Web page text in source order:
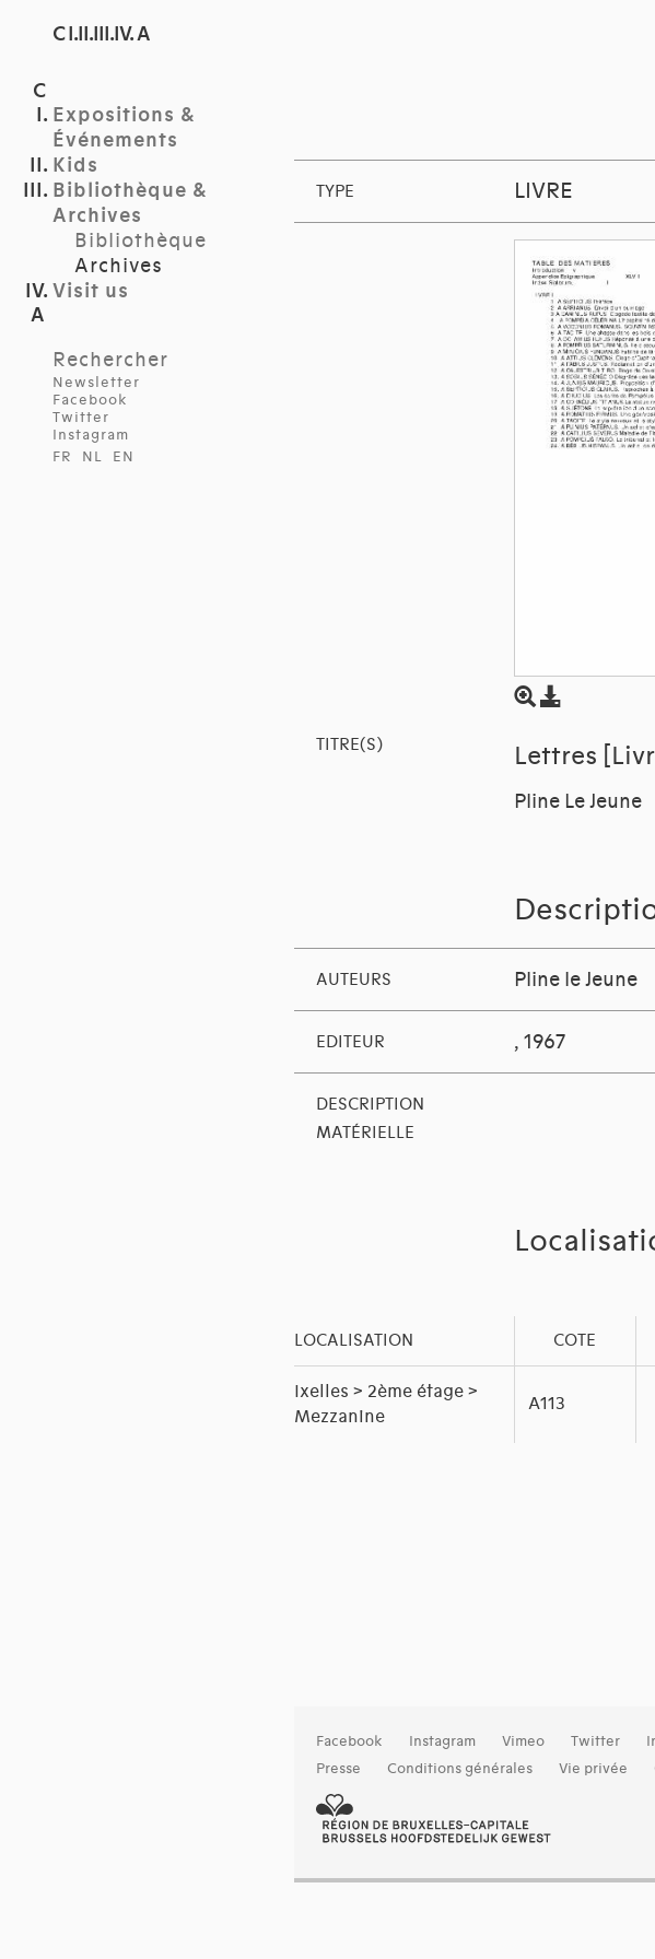
C I.II.III.IV. A
Expositions &
Événements
Kids
Bibliothèque &
Archives
Bibliothèque
Archives
Visit us
Rechercher
Newsletter
Facebook
Twitter
Instagram
FR
NL EN
TYPE LIVRE
TITRE(S) Lettres
Pline Le Jeune
AUTEURS Pline le Jeune
EDITEUR , 1967
DESCRIPTION
MATÉRIELLE
LOCALISATION COTE
Ixelles > 2ème étage >
Mezzanine
A113
Facebook Instagram Vimeo Twitter
Presse
Conditions générales Vie privée